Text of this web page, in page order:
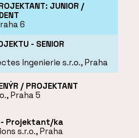
JUNIOR /
6
- SENIOR
Ingenierie s.r.o., Praha
/ PROJEKTANT
Praha 5
Projektant/ka
s.r.o., Praha